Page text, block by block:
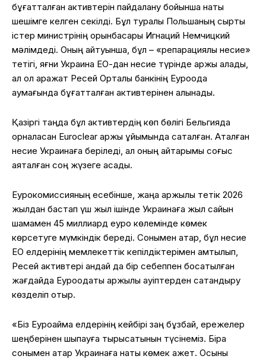
бұғатталған активтерін пайдалану бойынша нақты
шешімге келген секілді. Бұл туралы Польшаның сыртқы
істер министрінің орынбасары Игнаций Немчицкий
мәлімдеді. Оның айтуынша, бұл – «репарациялық несие»
тетігі, яғни Украина ЕО-дан несие түрінде қаржы алады,
ал ол қаражат Ресей Орталық банкінің Еуроодақ
аумағында бұғатталған активтерінен алынады.
Қазіргі таңда бұл активтердің көп бөлігі Бельгияда
орналасқан Euroclear қаржы ұйымында сақталған. Аталған
несие Украинаға беріледі, ал оның қайтарымы соғыс
аяқталған соң жүзеге асады.
Еурокомиссияның есебінше, жаңа қаржылық тетік 2026
жылдан бастап үш жыл ішінде Украинаға жыл сайын
шамамен 45 миллиард еуро көлемінде көмек
көрсетуге мүмкіндік береді. Сонымен қатар, бұл несие
ЕО елдерінің мемлекеттік кепілдіктерімен қамтылып,
Ресей активтері қандай да бір себеппен босатылған
жағдайда Еуроодақты қаржылық қауіптерден сақтандыру
көзделіп отыр.
«Біз Еуроаймақ елдерінің кейбірі заң бұзбай, ережелер
шеңберінен шықпауға тырысатынын түсінеміз. Бірақ
сонымен қатар Украинаға нақты көмек қажет. Осыны